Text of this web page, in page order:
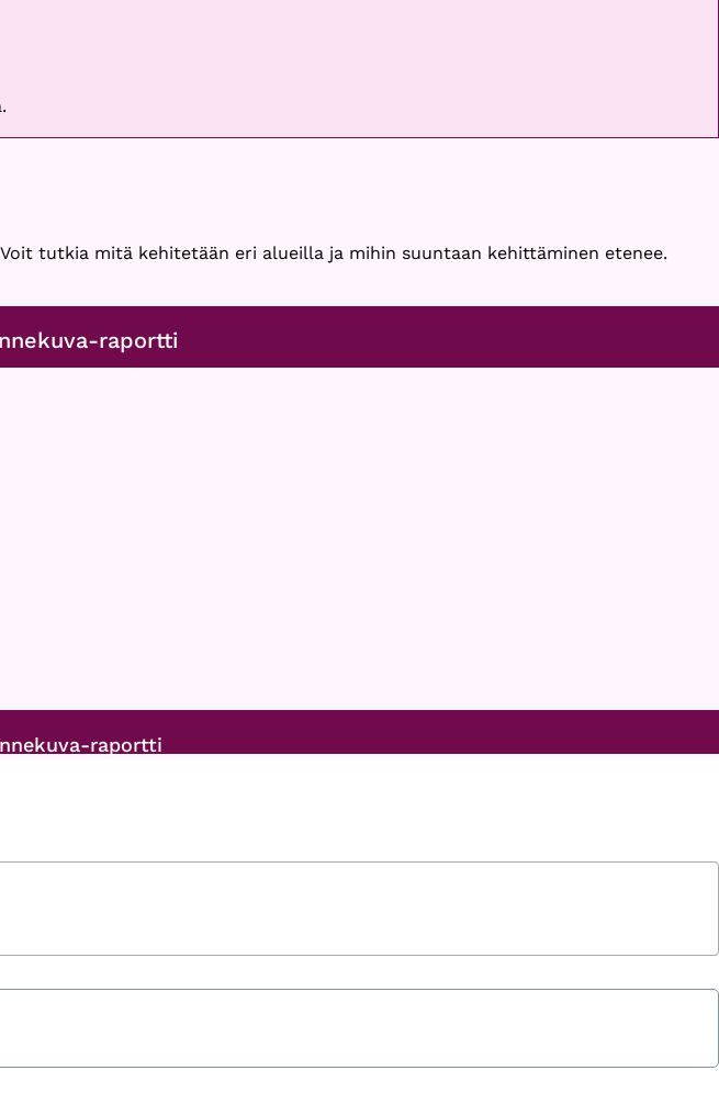
tutkia mitä kehitetään eri alueilla ja mihin suuntaan kehittäminen etenee.
raportti
raportti